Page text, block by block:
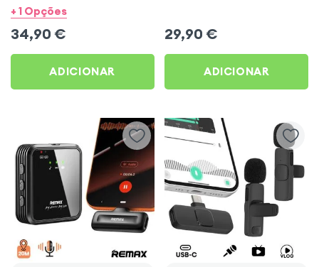
Microfone duplo
20m - Preto
+ 1 Opções
34,90 €
ADICIONAR
29,90 €
ADICIONAR